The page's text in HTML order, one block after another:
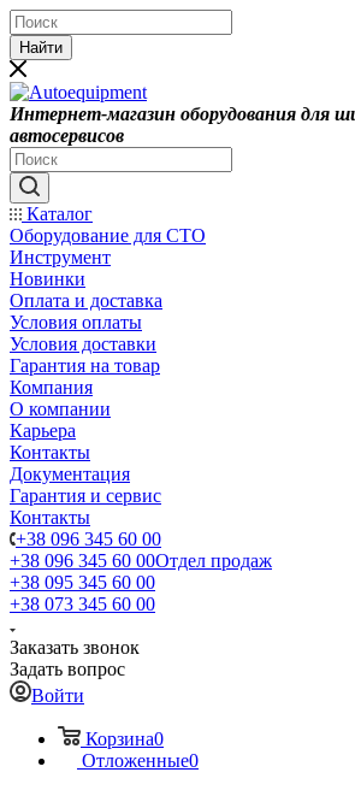
Найти
Интернет-магазин оборудования для
автосервисов
Каталог
Оборудование для СТО
Инструмент
Новинки
Оплата и доставка
Условия оплаты
Условия доставки
Гарантия на товар
Компания
О компании
Карьера
Контакты
Документация
Гарантия и сервис
Контакты
+38 096 345 60 00
+38 096 345 60 00Отдел продаж
+38 095 345 60 00
+38 073 345 60 00
Заказать звонок
Задать вопрос
Войти
Корзина0
Отложенные0